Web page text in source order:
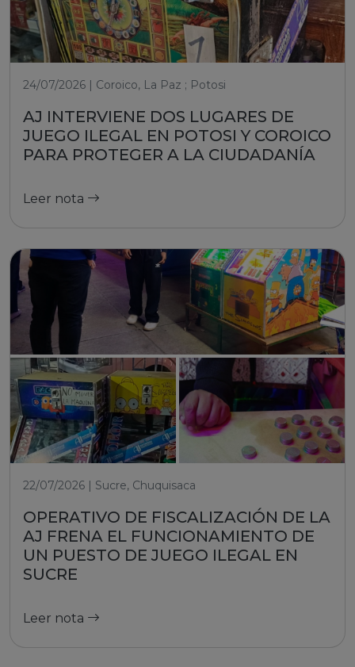
24/07/2026 | Coroico, La Paz ; Potosi
AJ INTERVIENE DOS LUGARES DE
JUEGO ILEGAL EN POTOSI Y COROICO
PARA PROTEGER A LA CIUDADANÍA
Leer nota
22/07/2026 | Sucre, Chuquisaca
OPERATIVO DE FISCALIZACIÓN DE LA
AJ FRENA EL FUNCIONAMIENTO DE
UN PUESTO DE JUEGO ILEGAL EN
SUCRE
Leer nota